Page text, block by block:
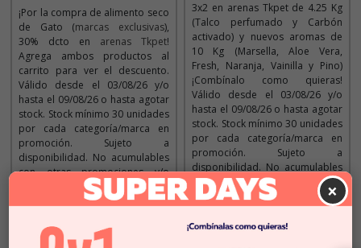
¡Por la compra de alimento seco
de Gato (marcas exclusivas),
30% dcto en arenas Tkpet!
Agrega ambos productos al
carrito para ver el descuento.
Válido desde el 03/08/26 y/o
hasta el 09/08/26 o hasta agotar
stock. Stock mínimo 30 unidades
por cada categoría/marca en
promoción. Sujeto a
disponibilidad. No acumulables
con otras promociones y/o
descuentos. Máximo 5
promociones por cliente. Aplica
Imágenes referenciales.
3x2 en arenas Tkpet de 4.25 Kg
(Talco perfumado y Carbón
activado) y nuevos aromas de
10 Kg (Marsella, Aloe Vera,
Fresh, Naranja, Vainilla y Pino)
¡Combínalo como quieras!
Válido desde el 03/08/26 y/o
hasta el 09/08/26 o hasta agotar
stock. Stock mínimo 30 unidades
por cada categoría/marca en
promoción. Sujeto a
disponibilidad. No acumulables
con otras promociones y/o
descuentos. Máximo 5
promociones por cliente. Aplica
solo para la web y tiendas.
×